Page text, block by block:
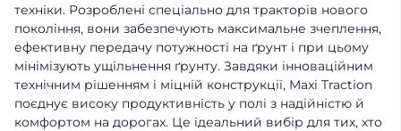
техніки. Розроблені спеціально для тракторів нового
покоління, вони забезпечують максимальне зчеплення,
ефективну передачу потужності на ґрунт і при цьому
мінімізують ущільнення ґрунту. Завдяки інноваційним
технічним рішенням і міцній конструкції, Maxi Traction
поєднує високу продуктивність у полі з надійністю й
комфортом на дорогах. Це ідеальний вибір для тих, хто